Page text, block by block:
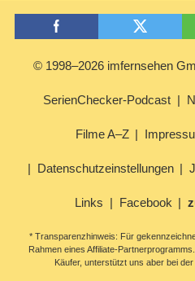
© 1998–2026 imfernsehen
SerienChecker-Podcast
Filme A–Z
Datenschutzeinstellungen
Links Facebook
* Transparenzhinweis: Für
Rahmen eines Affiliate-
Käufer, unterstützt uns aber bei